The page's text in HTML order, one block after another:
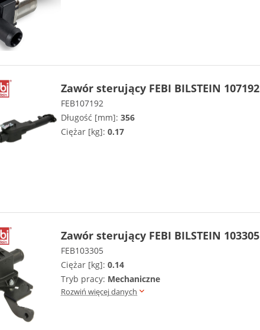
Zawór sterujący FEBI BILSTEIN 107192
FEB107192
Długość [mm]: 356
Ciężar [kg]: 0.17
Zawór sterujący FEBI BILSTEIN 103305
FEB103305
Ciężar [kg]: 0.14
Tryb pracy: Mechaniczne
Rozwiń więcej danych